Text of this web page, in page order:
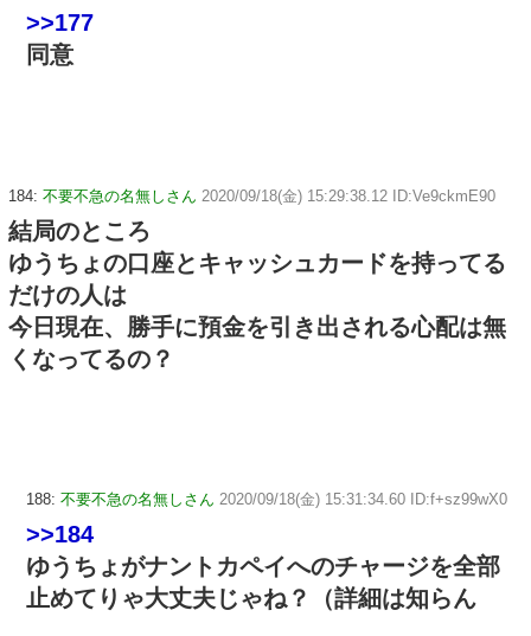
>>177
同意
184: 不要不急の名無しさん 2020/09/18(金) 15:29:38.12 ID:Ve9ckmE90
結局のところ
ゆうちょの口座とキャッシュカードを持ってる
だけの人は
今日現在、勝手に預金を引き出される心配は無
くなってるの？
188: 不要不急の名無しさん 2020/09/18(金) 15:31:34.60 ID:f+sz99wX0
>>184
ゆうちょがナントカペイへのチャージを全部
止めてりゃ大丈夫じゃね？（詳細は知らん